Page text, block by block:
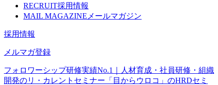
RECRUIT採用情報
MAIL MAGAZINE メールマガジン
採用情報
メルマガ登録
フォロワーシップ研修実績No.1｜人材育成・社員研修・組織
開発のリ・カレント セミナー 「目からウロコ」のHRDセミ